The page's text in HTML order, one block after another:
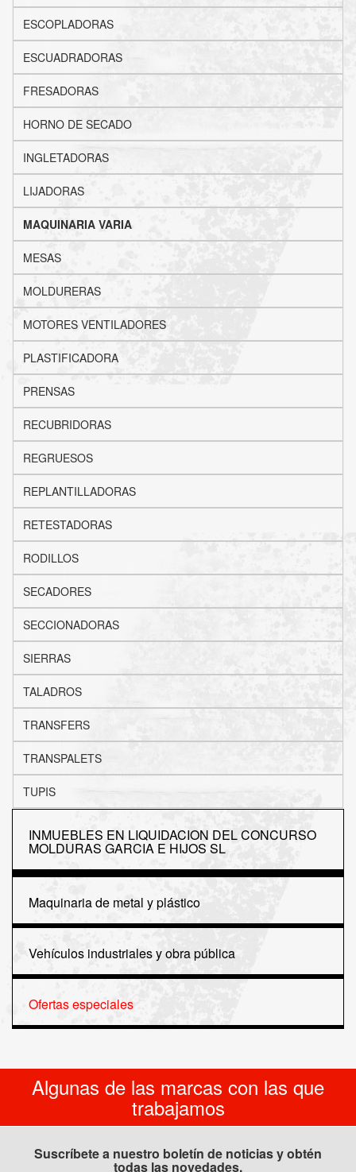
ESCOPLADORAS
ESCUADRADORAS
FRESADORAS
HORNO DE SECADO
INGLETADORAS
LIJADORAS
MAQUINARIA VARIA
MESAS
MOLDURERAS
MOTORES VENTILADORES
PLASTIFICADORA
PRENSAS
RECUBRIDORAS
REGRUESOS
REPLANTILLADORAS
RETESTADORAS
RODILLOS
SECADORES
SECCIONADORAS
SIERRAS
TALADROS
TRANSFERS
TRANSPALETS
TUPIS
INMUEBLES EN LIQUIDACION DEL CONCURSO
MOLDURAS GARCIA E HIJOS SL
Maquinaria de metal y plástico
Vehículos industriales y obra pública
Ofertas especiales
Algunas de las marcas con las que
trabajamos
Suscríbete a nuestro boletín de noticias y obtén
todas las novedades.